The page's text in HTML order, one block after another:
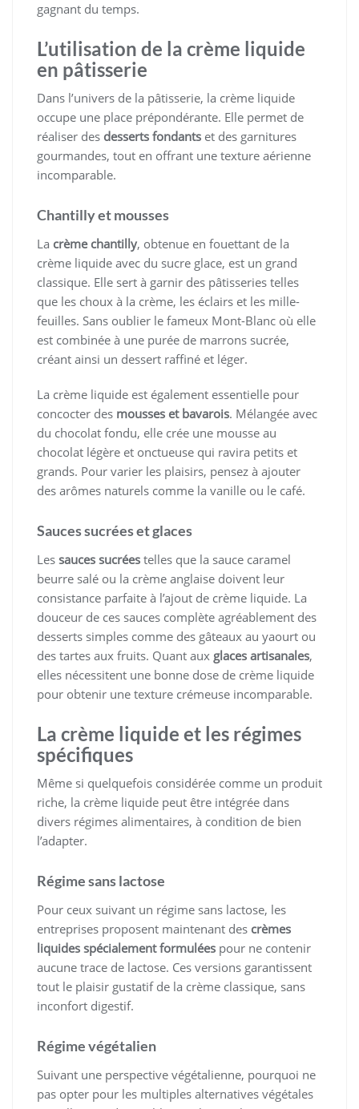
gagnant du temps.
L’utilisation de la crème liquide
en pâtisserie
Dans l’univers de la pâtisserie, la crème liquide
occupe une place prépondérante. Elle permet de
réaliser des desserts fondants et des garnitures
gourmandes, tout en offrant une texture aérienne
incomparable.
Chantilly et mousses
La crème chantilly, obtenue en fouettant de la
crème liquide avec du sucre glace, est un grand
classique. Elle sert à garnir des pâtisseries telles
que les choux à la crème, les éclairs et les mille-
feuilles. Sans oublier le fameux Mont-Blanc où elle
est combinée à une purée de marrons sucrée,
créant ainsi un dessert raffiné et léger.
La crème liquide est également essentielle pour
concocter des mousses et bavarois. Mélangée avec
du chocolat fondu, elle crée une mousse au
chocolat légère et onctueuse qui ravira petits et
grands. Pour varier les plaisirs, pensez à ajouter
des arômes naturels comme la vanille ou le café.
Sauces sucrées et glaces
Les sauces sucrées telles que la sauce caramel
beurre salé ou la crème anglaise doivent leur
consistance parfaite à l’ajout de crème liquide. La
douceur de ces sauces complète agréablement des
desserts simples comme des gâteaux au yaourt ou
des tartes aux fruits. Quant aux glaces artisanales,
elles nécessitent une bonne dose de crème liquide
pour obtenir une texture crémeuse incomparable.
La crème liquide et les régimes
spécifiques
Même si quelquefois considérée comme un produit
riche, la crème liquide peut être intégrée dans
divers régimes alimentaires, à condition de bien
l’adapter.
Régime sans lactose
Pour ceux suivant un régime sans lactose, les
entreprises proposent maintenant des crèmes
liquides spécialement formulées pour ne contenir
aucune trace de lactose. Ces versions garantissent
tout le plaisir gustatif de la crème classique, sans
inconfort digestif.
Régime végétalien
Suivant une perspective végétalienne, pourquoi ne
pas opter pour les multiples alternatives végétales